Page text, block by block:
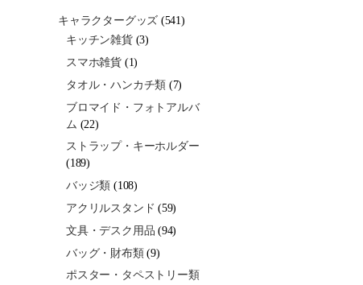
キャラクターグッズ (541)
キッチン雑貨(3)
スマホ雑貨(1)
タオル・ハンカチ類 (7)
ブロマイド・フォトアルバ
ム (22)
ストラップ・キーホルダー
(189)
バッジ類 (108)
アクリルスタンド (59)
文具・デスク用品 (94)
バッグ・財布類(9)
ポスター・タペストリー類